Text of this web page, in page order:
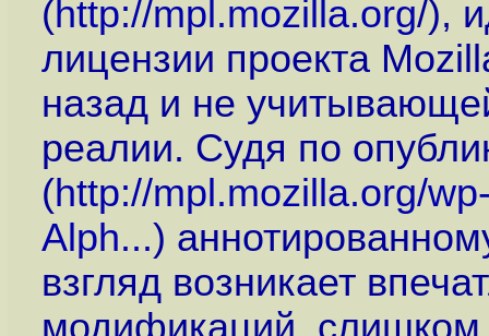
(http://mpl.mozilla.org/),
лицензии проекта
назад и не
реалии. Судя по
(http://mpl.mozilla.org/
Alph...)
взгляд возникает